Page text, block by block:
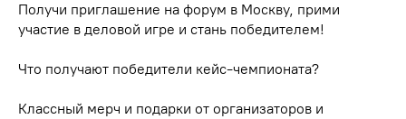
Получи приглашение на форум в Москву, прими
участие в деловой игре и стань победителем!
Что получают победители кейс-чемпионата?
Классный мерч и подарки от организаторов и